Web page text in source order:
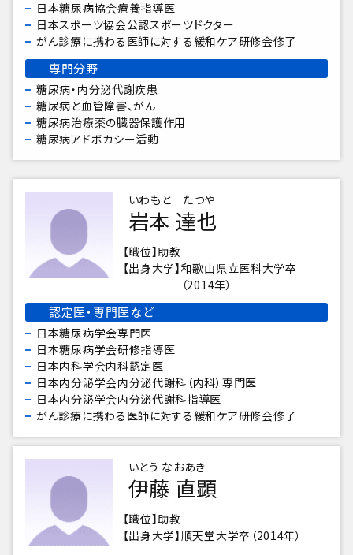
日本糖尿病協会療養指導医
日本スポーツ協会公認スポーツドクター
がん診療に携わる医師に対する緩和ケア研修会修了
専門分野
糖尿病・内分泌代謝疾患
糖尿病と血管障害、がん
糖尿病治療薬の臓器保護作用
糖尿病アドボカシー活動
いわもと たつや
岩本 達也
職位 助教
出身大学 和歌山県立医科大学卒
（2014年）
認定医・専門医など
日本糖尿病学会専門医
日本糖尿病学会研修指導医
日本内科学会内科認定医
日本内分泌学会内分泌代謝科（内科）専門医
日本内分泌学会内分泌代謝科指導医
がん診療に携わる医師に対する緩和ケア研修会修了
いとう なおあき
伊藤 直顕
職位 助教
出身大学 順天堂大学卒（2014年）